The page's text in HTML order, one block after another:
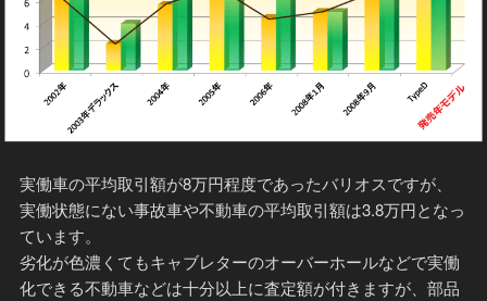
実働車の平均取引額が8万円程度であったバリオスですが、
実働状態にない事故車や不動車の平均取引額は3.8万円となっ
ています。
劣化が色濃くてもキャブレターのオーバーホールなどで実働
化できる不動車などは十分以上に査定額が付きますが、部品